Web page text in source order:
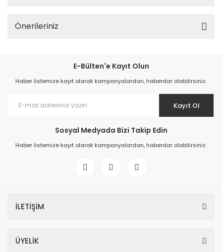
Önerileriniz
E-Bülten'e Kayıt Olun
Haber listemize kayıt olarak kampanyalardan, haberdar olabilirsiniz.
Kayıt Ol
Sosyal Medyada Bizi Takip Edin
Haber listemize kayıt olarak kampanyalardan, haberdar olabilirsiniz.
İLETİŞİM
ÜYELİK